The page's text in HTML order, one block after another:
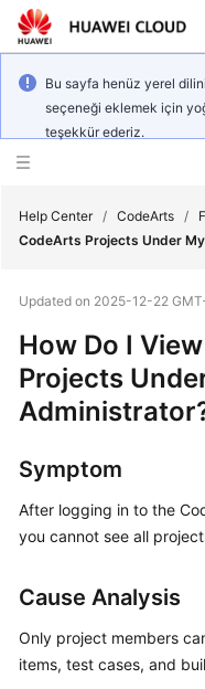
Bu sayfa henüz yerel
seçeneği eklemek için
teşekkür ederiz.
Overview
Billing
Getting
User
Guide
Practices
API
Reference
Help Center / CodeArts /
CodeArts Projects Under
Updated on 2025-12-22
How Do I
Projects
Symptom
After logging in to the
you cannot see all
Cause Analysis
Only project members
items, test cases, and